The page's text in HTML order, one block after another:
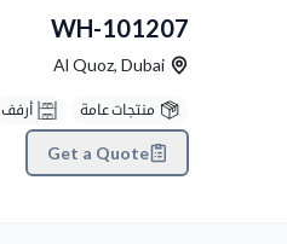
WH-101207
Al Quoz, Dubai
منتجات عامة أرفف
Get a Quote